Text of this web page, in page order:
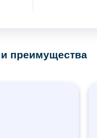
преимущества